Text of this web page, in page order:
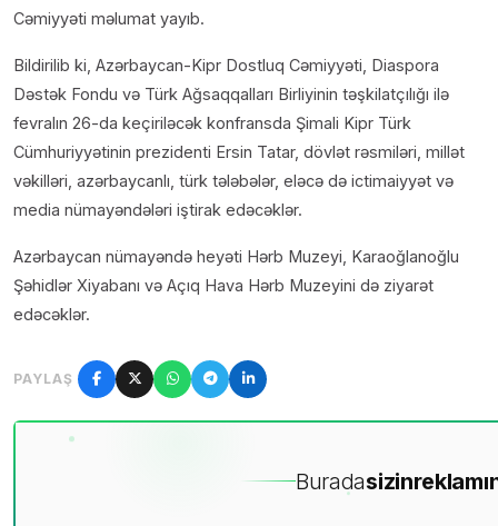
Cəmiyyəti məlumat yayıb.
Bildirilib ki, Azərbaycan-Kipr Dostluq Cəmiyyəti, Diaspora
Dəstək Fondu və Türk Ağsaqqalları Birliyinin təşkilatçılığı ilə
fevralın 26-da keçiriləcək konfransda Şimali Kipr Türk
Cümhuriyyətinin prezidenti Ersin Tatar, dövlət rəsmiləri, millət
vəkilləri, azərbaycanlı, türk tələbələr, eləcə də ictimaiyyət və
media nümayəndələri iştirak edəcəklər.
Azərbaycan nümayəndə heyəti Hərb Muzeyi, Karaoğlanoğlu
Şəhidlər Xiyabanı və Açıq Hava Hərb Muzeyini də ziyarət
edəcəklər.
PAYLAŞ
Buradasizin